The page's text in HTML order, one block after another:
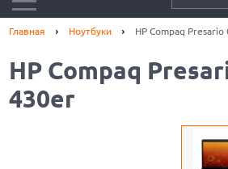
Главная Ноутбуки HP Compaq
HP Compaq
430er